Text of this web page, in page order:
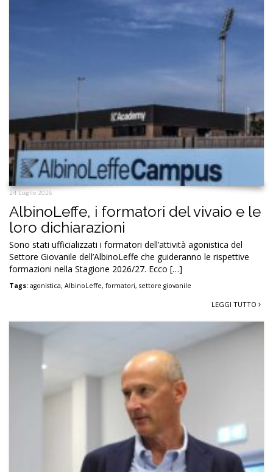
24 Luglio 2026
AlbinoLeffe, i formatori del vivaio e le
loro dichiarazioni
Sono stati ufficializzati i formatori dell’attività agonistica del
Settore Giovanile dell’AlbinoLeffe che guideranno le rispettive
formazioni nella Stagione 2026/27. Ecco […]
Tags: agonistica, AlbinoLeffe, formatori, settore giovanile
LEGGI TUTTO